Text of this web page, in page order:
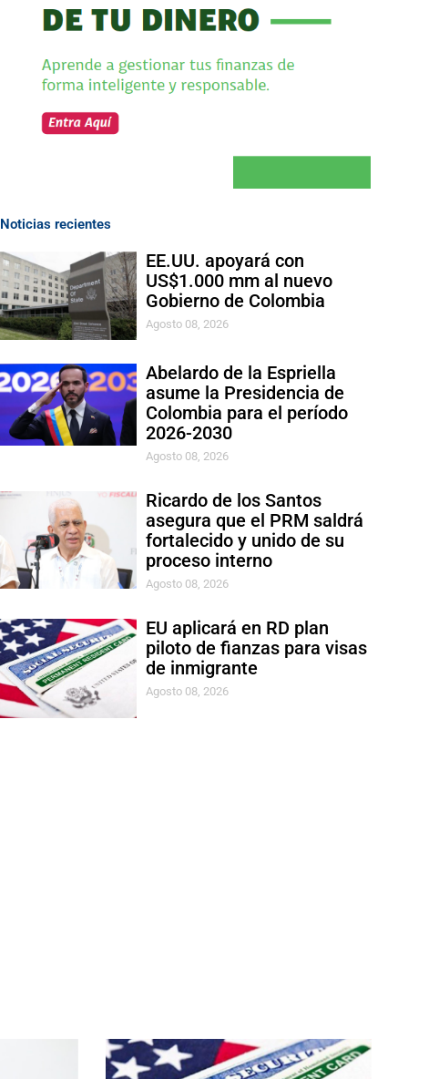
Noticias recientes
EE.UU. apoyará con
US$1.000 mm al nuevo
Gobierno de Colombia
Agosto 08, 2026
Abelardo de la Espriella
asume la Presidencia de
Colombia para el período
2026-2030
Agosto 08, 2026
Ricardo de los Santos
asegura que el PRM saldrá
fortalecido y unido de su
proceso interno
Agosto 08, 2026
EU aplicará en RD plan
piloto de fianzas para visas
de inmigrante
Agosto 08, 2026